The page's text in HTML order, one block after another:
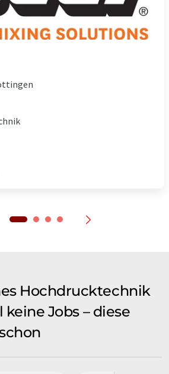
Hochdrucktechnik
Jobs – diese